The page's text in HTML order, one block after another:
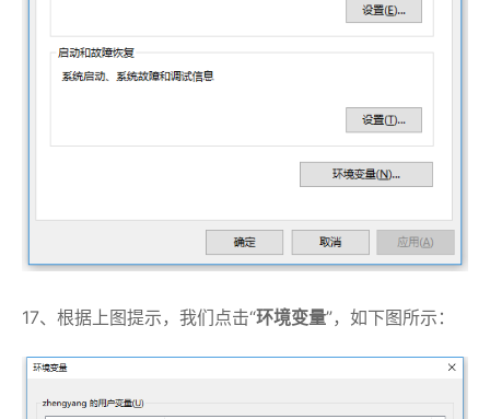
17、根据上图提示，我们点击“环境变量”，如下图所示：